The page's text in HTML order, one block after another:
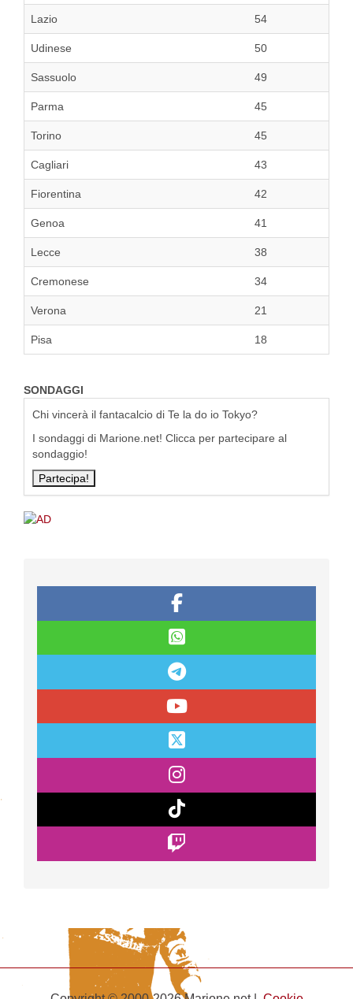
Lazio 54
Udinese 50
Sassuolo 49
Parma 45
Torino 45
Cagliari 43
Fiorentina 42
Genoa 41
Lecce 38
Cremonese 34
Verona 21
Pisa 18
SONDAGGI
Chi vincerà il fantacalcio di Te la do io Tokyo?
I sondaggi di Marione.net! Clicca per partecipare al
sondaggio!